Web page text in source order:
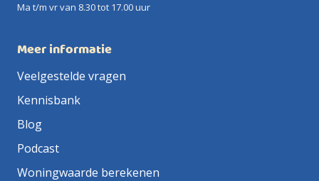
Ma t/m vr van 8.30 tot 17.00 uur
Meer informatie
Veelgestelde vragen
Kennisbank
Blog
Podcast
Woningwaarde berekenen